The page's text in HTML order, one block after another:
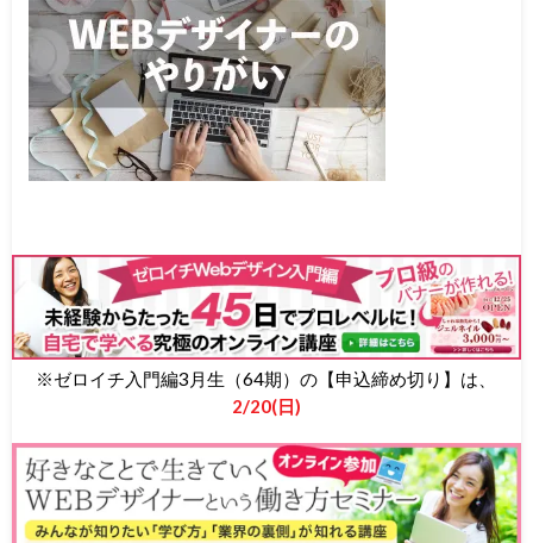
※ゼロイチ入門編3月生（64期）の【申込締め切り】は、
2/20(日)